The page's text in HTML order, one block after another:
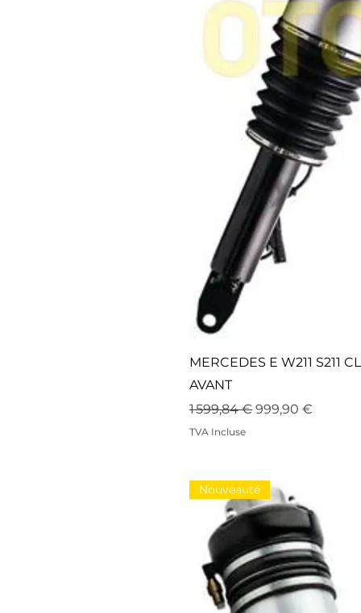
MERCEDES E W211 S211
AVANT
Prix original
1 599,84 € Prix
999,90 €
TVA Incluse
Nouveauté